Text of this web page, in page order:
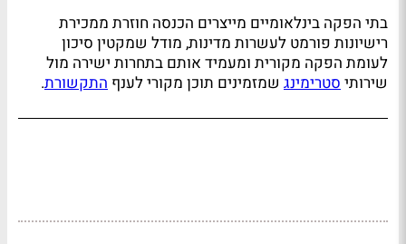
בתי הפקה בינלאומיים מייצרים הכנסה חוזרת ממכירת
רישיונות פורמט לעשרות מדינות, מודל שמקטין סיכון
לעומת הפקה מקורית ומעמיד אותם בתחרות ישירה מול
שירותיסטרימינג שמזמינים תוכן מקורי לענף התקשורת.